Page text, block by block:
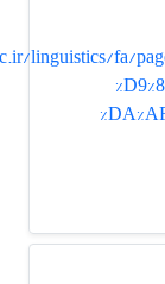
linguistics/fa/